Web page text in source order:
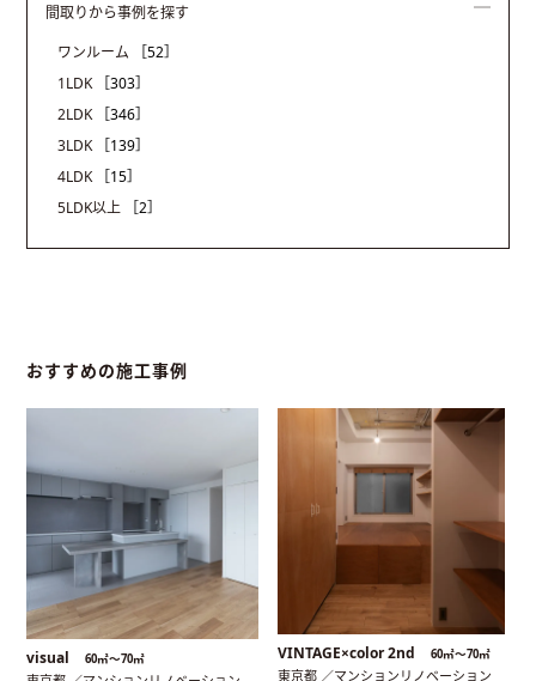
間取りから事例を探す
ワンルーム
［52］
1LDK
［303］
2LDK
［346］
3LDK
［139］
4LDK
［15］
5LDK以上
［2］
おすすめの施工事例
visual 60㎡〜70㎡ VINTAGE×color 2nd 60㎡〜70㎡
東京都 ／マンションリノベーション